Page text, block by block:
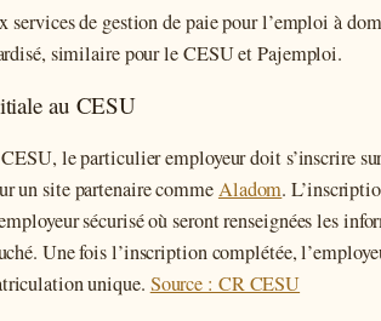
services de gestion de paie pour l’emploi à
similaire pour le CESU et Pajemploi.
au CESU
le particulier employeur doit s’inscrire
un site partenaire commeAladom.
sécurisé où seront renseignées les
Une fois l’inscription complétée,
unique. Source : CR CESU